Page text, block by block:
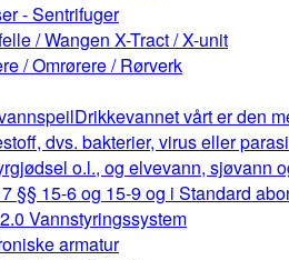
- Sentrifuger
/ Wangen X-Tract / X-unit
/ Omrørere / Rørverk
Drikkevannet vårt er den
dvs. bakterier, virus eller
o.l., og elvevann, sjøvann
§§ 15-6 og 15-9 og i Standard
Vannstyringssystem
armatur